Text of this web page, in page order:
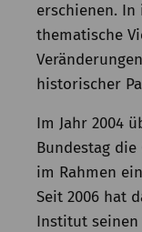
erschienen.
thematische
historischer
Im Jahr 2004
Bundestag
im Rahmen
Seit 2006 hat
Institut seinen